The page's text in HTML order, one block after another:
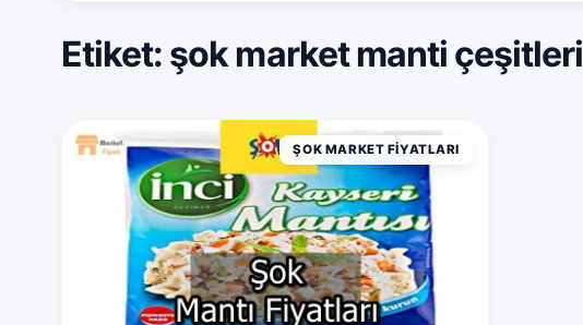
Etiket: şok market manti çeşitleri
ŞOK MARKET FIYATLARI